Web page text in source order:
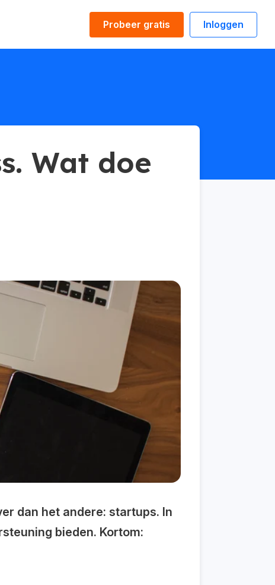
Probeer gratis Inloggen
Wat doe
dan het andere: startups. In
bieden. Kortom: